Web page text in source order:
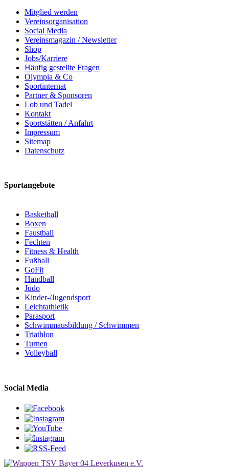
Mitglied werden
Vereinsorganisation
Social Media
Vereinsmagazin / Newsletter
Shop
Jobs/Karriere
Häufig gestellte Fragen
Olympia & Co
Sportinternat
Partner & Sponsoren
Lob und Tadel
Kontakt
Sportstätten / Anfahrt
Impressum
Sitemap
Datenschutz
Sportangebote
Basketball
Boxen
Faustball
Fechten
Fitness & Health
Fußball
GoFit
Handball
Judo
Kinder-/Jugendsport
Leichtathletik
Parasport
Schwimmausbildung / Schwimmen
Triathlon
Turnen
Volleyball
Social Media